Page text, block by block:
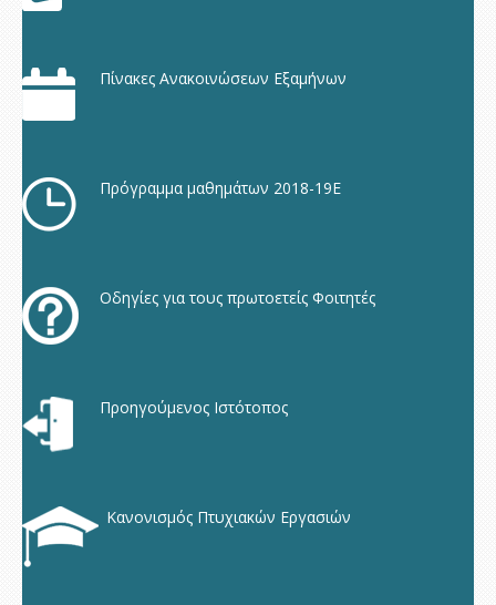
Πίνακες Ανακοινώσεων Εξαμήνων
Πρόγραμμα μαθημάτων 2018-19Ε
Οδηγίες για τους πρωτοετείς Φοιτητές
Προηγούμενος Ιστότοπος
Κανονισμός Πτυχιακών Εργασιών